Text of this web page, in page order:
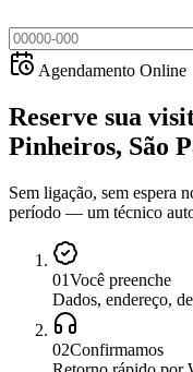
Agendamento Online
Reserve sua
Pinheiros, São
Sem ligação, sem espera
período — um técnico
01Você preenche
Dados, endereço,
02Confirmamos